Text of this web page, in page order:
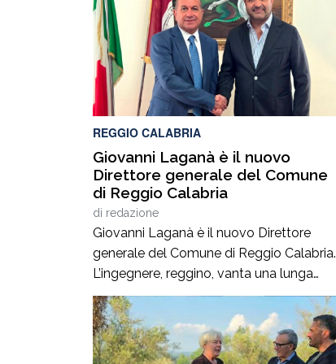
REGGIO CALABRIA
Giovanni Laganà è il nuovo
Direttore generale del Comune
di Reggio Calabria
di redazione
Giovanni Laganà è il nuovo Direttore
generale del Comune di Reggio Calabria.
L’ingegnere, reggino, vanta una lunga
esperienza ai vertici della pubblica
amministrazione e della gestione delle
infrastrutture in Calabria ed in Sicilia. È
stato Vice Direttore regionale Anas